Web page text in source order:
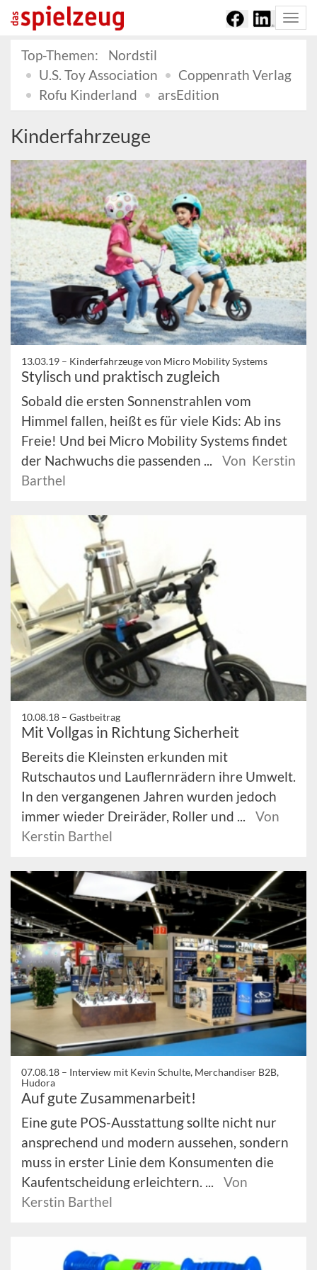
Top-Themen:
Nordstil
U.S. Toy Association
Coppenrath Verlag
Rofu Kinderland
arsEdition
Kinderfahrzeuge
13.03.19 – Kinderfahrzeuge von Micro Mobility Systems
Stylisch und praktisch zugleich
Sobald die ersten Sonnenstrahlen vom
Himmel fallen, heißt es für viele Kids: Ab ins
Freie! Und bei Micro Mobility Systems findet
der Nachwuchs die passenden ...
Von Kerstin
Barthel
10.08.18 – Gastbeitrag
Mit Vollgas in Richtung Sicherheit
Bereits die Kleinsten erkunden mit
Rutschautos und Lauflernrädern ihre Umwelt.
In den vergangenen Jahren wurden jedoch
immer wieder Dreiräder, Roller und ...
Von
Kerstin Barthel
07.08.18 – Interview mit Kevin Schulte, Merchandiser B2B,
Hudora
Auf gute Zusammenarbeit!
Eine gute POS-Ausstattung sollte nicht nur
ansprechend und modern aussehen, sondern
muss in erster Linie dem Konsumenten die
Kaufentscheidung erleichtern. ...
Von
Kerstin Barthel